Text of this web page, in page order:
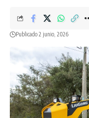
Publicado 2 junio, 2026